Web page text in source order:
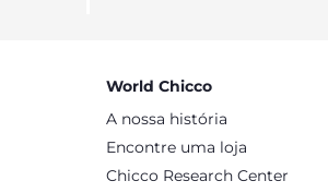
World Chicco
A nossa história
Encontre uma loja
Chicco Research Center